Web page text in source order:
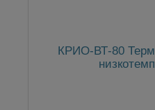
КРИО-ВТ-80